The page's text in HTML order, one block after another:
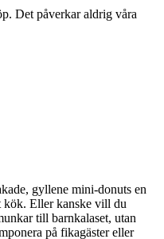
Det påverkar aldrig våra
gyllene mini-donuts en
kök. Eller kanske vill du
till barnkalaset, utan
på fikagäster eller